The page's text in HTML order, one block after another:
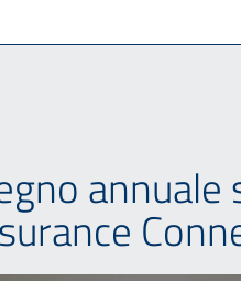
annuale